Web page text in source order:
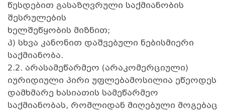
წესდებით გასაზღვრული საქმიანობის
შესრულების
ხელშეწყობის მიზნით;
პ) სხვა კანონით დაშვებული ნებისმიერი
საქმიანობა.
2.2. არასამეწარმეო (არაკომერციული)
იურიდიული პირი უფლებამოსილია ეწეოდეს
დამხმარე ხასიათის სამეწარმეო
საქმიანობას, რომლიდან მიღებული მოგებაც